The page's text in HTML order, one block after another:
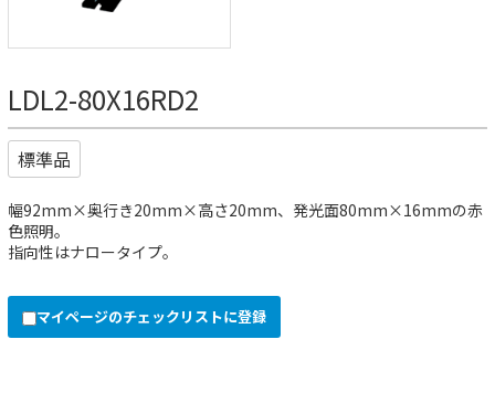
LDL2-80X16RD2
標準品
幅92mm×奥行き20mm×高さ20mm、発光面80mm×16mmの赤
色照明。
指向性はナロータイプ。
マイページのチェックリストに登録